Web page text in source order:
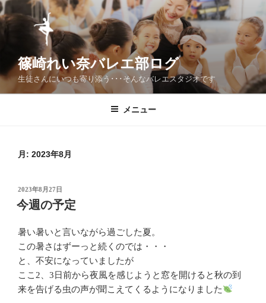
コ
ン
テ
へ
ス
篠崎れい奈バレエ部ログ
生徒さんにいつも寄り添う･･･そんなバレエスタジオです
メニュー
月: 2023年8月
投
稿
日:
2023年8月27日
今週の予定
暑い暑いと言いながら過ごした夏。
この暑さはずーっと続くのでは・・・
と、不安になっていましたが
ここ2、3日前から夜風を感じようと窓を開けると秋の到
来を告げる虫の声が聞こえてくるようになりました